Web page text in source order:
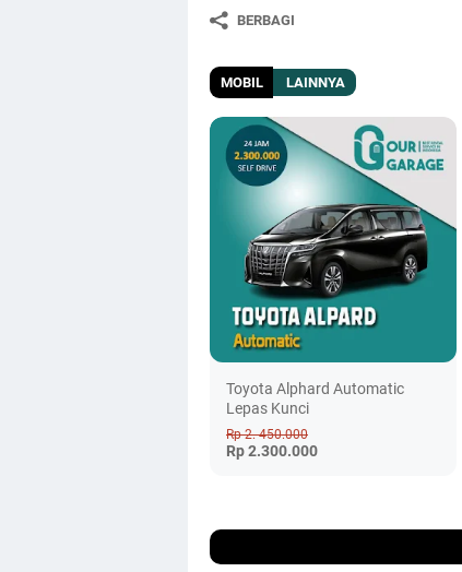
BERBAGI
MOBIL LAINNYA
Toyota Alphard Automatic
Lepas Kunci
Rp 2. 450.000
Rp 2.300.000